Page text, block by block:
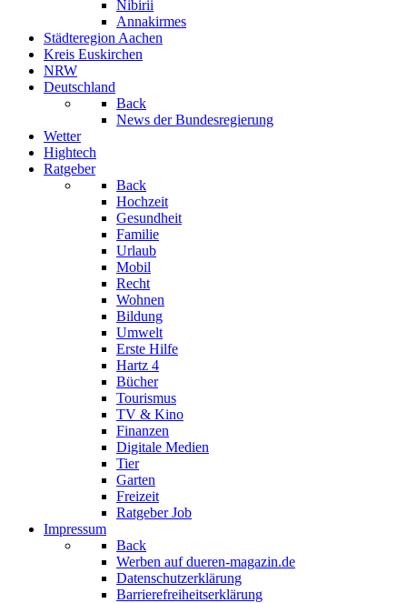
Nibirii
Annakirmes
Städteregion Aachen
Kreis Euskirchen
NRW
Deutschland
Back
News der Bundesregierung
Wetter
Hightech
Ratgeber
Back
Hochzeit
Gesundheit
Familie
Urlaub
Mobil
Recht
Wohnen
Bildung
Umwelt
Erste Hilfe
Hartz 4
Bücher
Tourismus
TV & Kino
Finanzen
Digitale Medien
Tier
Garten
Freizeit
Ratgeber Job
Impressum
Back
Werben auf dueren-magazin.de
Datenschutzerklärung
Barrierefreiheitserklärung